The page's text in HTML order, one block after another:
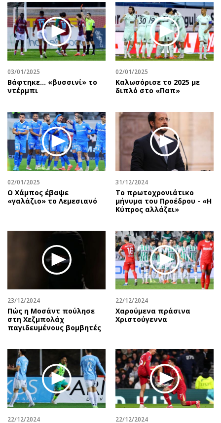
03/01/2025
Βάφτηκε... «βυσσινί» το
ντέρμπι
02/01/2025
Καλωσόρισε το 2025 με
διπλό στο «Παπ»
02/01/2025
Ο Χάμπος έβαψε
«γαλάζιο» το Λεμεσιανό
31/12/2024
Το πρωτοχρονιάτικο
μήνυμα του Προέδρου - «Η
Κύπρος αλλάζει»
23/12/2024
Πώς η Μοσάντ πούλησε
στη Χεζμπολάχ
παγιδευμένους βομβητές
22/12/2024
Χαρούμενα πράσινα
Χριστούγεννα
22/12/2024 22/12/2024